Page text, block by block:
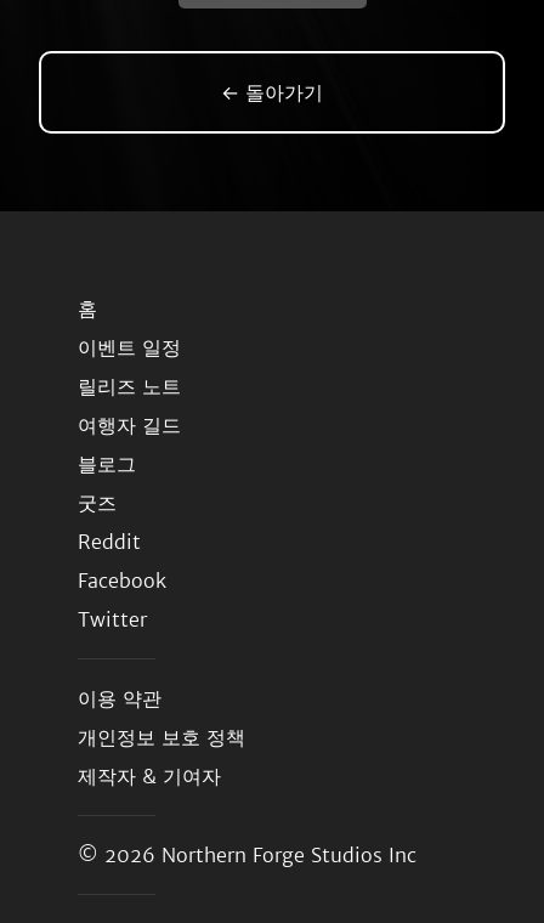
← 돌아가기
홈
이벤트 일정
릴리즈 노트
여행자 길드
블로그
굿즈
Reddit
Facebook
Twitter
이용 약관
개인정보 보호 정책
제작자 & 기여자
© 2026 Northern Forge Studios Inc